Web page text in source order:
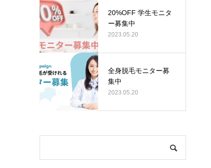
20%OFF 学生モニタ
ー募集中
2023.05.20
全身脱毛モニター募
集中
2023.05.20